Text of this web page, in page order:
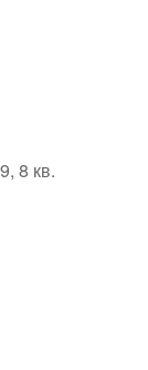
8 кв.